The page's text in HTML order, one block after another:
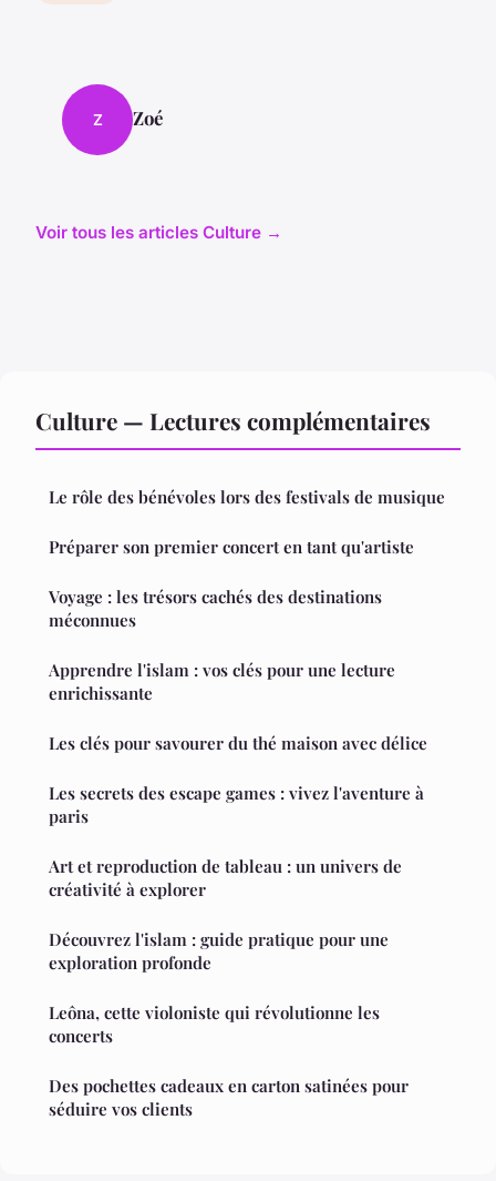
Z Zoé
Voir tous les articles Culture →
Culture — Lectures complémentaires
Le rôle des bénévoles lors des festivals de musique
Préparer son premier concert en tant qu'artiste
Voyage : les trésors cachés des destinations
méconnues
Apprendre l'islam : vos clés pour une lecture
enrichissante
Les clés pour savourer du thé maison avec délice
Les secrets des escape games : vivez l'aventure à
paris
Art et reproduction de tableau : un univers de
créativité à explorer
Découvrez l'islam : guide pratique pour une
exploration profonde
Leôna, cette violoniste qui révolutionne les
concerts
Des pochettes cadeaux en carton satinées pour
séduire vos clients